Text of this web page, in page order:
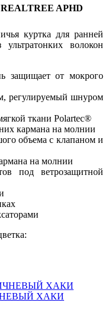
APHD
куртка для ранней
волокон
защищает от мокрого
регулируемый шнуром
ткани Polartec®
кармана на молнии
объема с клапаном и
на молнии
под ветрозащитной
ХАКИ